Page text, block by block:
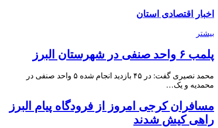
اخبار اقتصادی استان
بیشتر
پلمب ۶ واحد صنفی در شهرستان البرز
محمد نصیری گفت: در ۴۵ بازدید انجام شده ۵ واحد صنفی در
محمدیه و یک…
مسافران کرجی امروز از فرودگاه پیام البرز
راهی کیش شدند